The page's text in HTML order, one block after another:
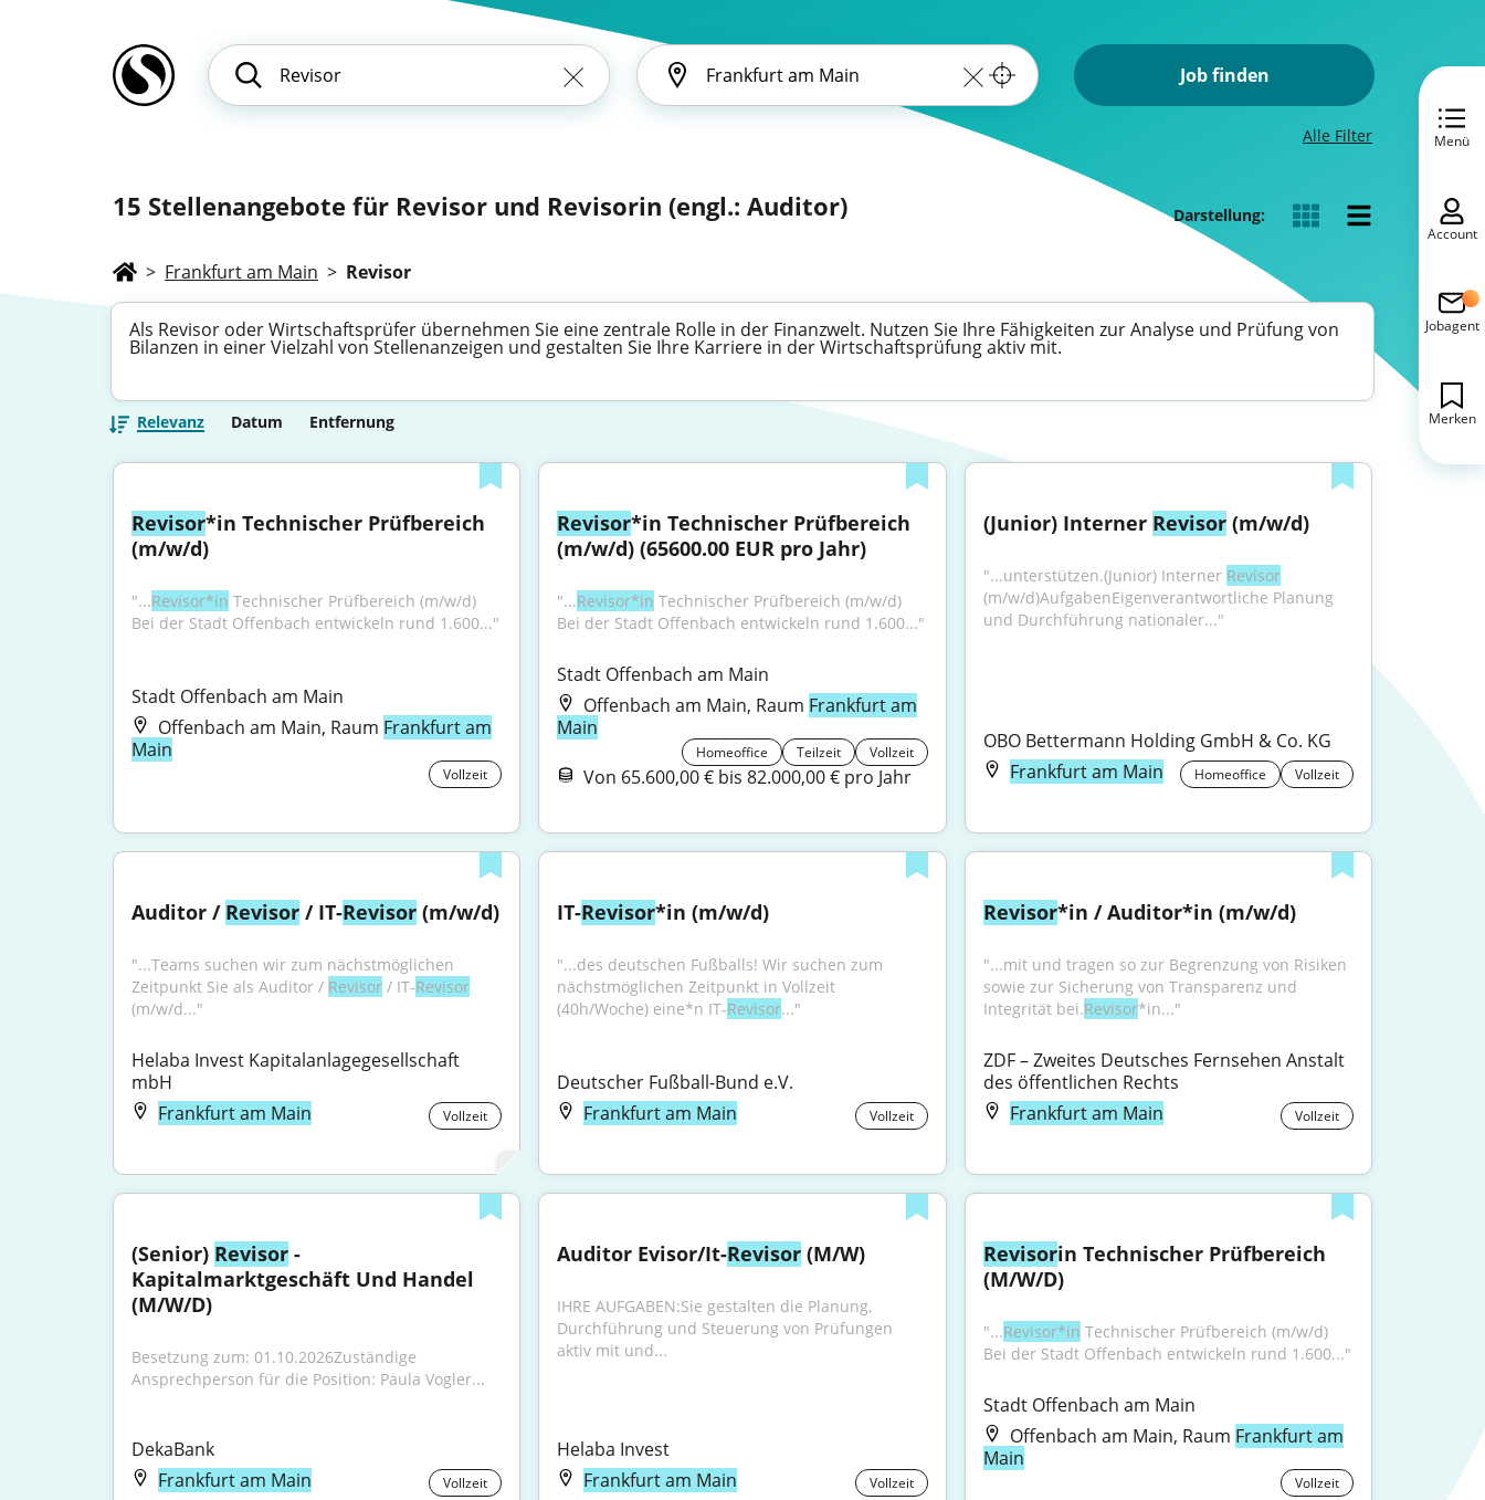
Job finden
Alle Filter
15 Stellenangebote für Revisor und Revisorin (engl.: Auditor) Darstellung:
> Frankfurt am Main > Revisor
Als Revisor oder Wirtschaftsprüfer übernehmen Sie eine zentrale Rolle in der Finanzwelt. Nutzen Sie Ihre Fähigkeiten zur Analyse und Prüfung von
Bilanzen in einer Vielzahl von Stellenanzeigen und gestalten Sie Ihre Karriere in der Wirtschaftsprüfung aktiv mit.
Relevanz Datum Entfernung
Revisor*in Technischer Prüfbereich
(m/w/d)
"...Revisor*in Technischer Prüfbereich (m/w/d)
Bei der Stadt Offenbach entwickeln rund 1.600..."
Stadt Offenbach am Main
Offenbach am Main, Raum Frankfurt am
Main
Vollzeit
Revisor*in Technischer Prüfbereich
(m/w/d) (65600.00 EUR pro Jahr)
"...Revisor*in Technischer Prüfbereich (m/w/d)
Bei der Stadt Offenbach entwickeln rund 1.600..."
Stadt Offenbach am Main
Offenbach am Main, Raum Frankfurt am
Main
Homeoffice Teilzeit Vollzeit
Von 65.600,00 € bis 82.000,00 € pro Jahr
(Junior) Interner Revisor (m/w/d)
"...unterstützen.(Junior) Interner Revisor
(m/w/d)AufgabenEigenverantwortliche Planung
und Durchführung nationaler..."
OBO Bettermann Holding GmbH & Co. KG
Frankfurt am Main
Homeoffice Vollzeit
Auditor / Revisor / IT-Revisor (m/w/d)
"...Teams suchen wir zum nächstmöglichen
Zeitpunkt Sie als Auditor / Revisor / IT-Revisor
(m/w/d..."
Helaba Invest Kapitalanlagegesellschaft
mbH
Frankfurt am Main
Vollzeit
IT-Revisor*in (m/w/d)
"...des deutschen Fußballs! Wir suchen zum
nächstmöglichen Zeitpunkt in Vollzeit
(40h/Woche) eine*n IT-Revisor..."
Deutscher Fußball-Bund e.V.
Frankfurt am Main
Vollzeit
Revisor*in / Auditor*in (m/w/d)
"...mit und tragen so zur Begrenzung von Risiken
sowie zur Sicherung von Transparenz und
Integrität bei.Revisor*in..."
ZDF – Zweites Deutsches Fernsehen Anstalt
des öffentlichen Rechts
Frankfurt am Main
Vollzeit
(Senior) Revisor -
Kapitalmarktgeschäft Und Handel
(M/W/D)
Besetzung zum: 01.10.2026Zuständige
Ansprechperson für die Position: Paula Vogler...
DekaBank
Frankfurt am Main
Vollzeit
Auditor Evisor/It-Revisor (M/W)
IHRE AUFGABEN:Sie gestalten die Planung,
Durchführung und Steuerung von Prüfungen
aktiv mit und...
Helaba Invest
Frankfurt am Main
Vollzeit
Revisorin Technischer Prüfbereich
(M/W/D)
"...Revisor*in Technischer Prüfbereich (m/w/d)
Bei der Stadt Offenbach entwickeln rund 1.600..."
Stadt Offenbach am Main
Offenbach am Main, Raum Frankfurt am
Main
Vollzeit
Menü
Account
Jobagent
Merken